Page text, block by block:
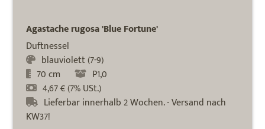
Agastache rugosa 'Blue Fortune'
Duftnessel
blauviolett (7-9)
70 cm
P1,0
4,67 € (7% USt.)
Lieferbar innerhalb 2 Wochen. - Versand nach
KW37!